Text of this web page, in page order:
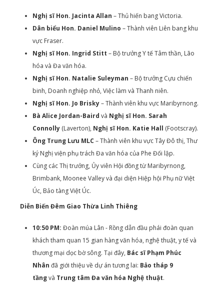
Nghị sĩ Hon. Jacinta Allan – Thủ hiến bang Victoria.
Dân biểu Hon. Daniel Mulino – Thành viên Liên bang khu
vực Fraser.
Nghị sĩ Hon. Ingrid Stitt – Bộ trưởng Y tế Tâm thần, Lão
hóa và Đa văn hóa.
Nghị sĩ Hon. Natalie Suleyman – Bộ trưởng Cựu chiến
binh, Doanh nghiệp nhỏ, Việc làm và Thanh niên.
Nghị sĩ Hon. Jo Brisky– Thành viên khu vực Maribyrnong.
Bà Alice Jordan-Baird và Nghị sĩ Hon. Sarah
Connolly (Laverton), Nghị sĩ Hon. Katie Hall (Footscray).
Ông Trung Lưu MLC – Thành viên khu vực Tây Đô thị, Thư
ký Nghị viện phụ trách Đa văn hóa của Phe Đối lập.
Cùng các Thị trưởng, Ủy viên Hội đồng từ Maribyrnong,
Brimbank, Moonee Valley và đại diện Hiệp hội Phụ nữ Việt
Úc, Bảo tàng Việt Úc.
Diễn Biến Đêm Giao Thừa Linh Thiêng
10:50 PM: Đoàn múa Lân - Rồng dẫn đầu phái đoàn quan
khách tham quan 15 gian hàng văn hóa, nghệ thuật, y tế và
thương mại dọc bờ sông. Tại đây, Bác sĩ Phạm Phúc
Nhân đã giới thiệu về dự án tương lai: Bảo tháp 9
tầngvà Trung tâm Đa văn hóa Nghệ thuật.